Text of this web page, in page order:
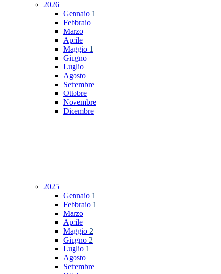
2026
Gennaio 1
Febbraio
Marzo
Aprile
Maggio 1
Giugno
Luglio
Agosto
Settembre
Ottobre
Novembre
Dicembre
2025
Gennaio 1
Febbraio 1
Marzo
Aprile
Maggio 2
Giugno 2
Luglio 1
Agosto
Settembre